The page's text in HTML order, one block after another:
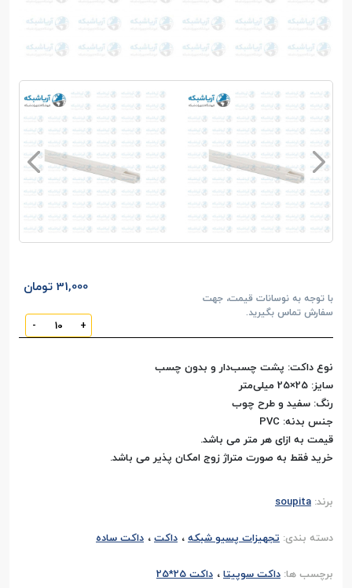
با توجه به نوسانات قیمت، جهت
سفارش تماس بگیرید.
31,000 تومان
+
-
نوع داکت: پشت چسب‌دار و بدون ‌چسب
سایز: 25×25 میلی‌متر
رنگ: سفید و طرح چوب
جنس بدنه: PVC
قیمت به ازای هر متر می باشد.
خرید فقط به صورت متراژ زوج امکان پذیر می باشد.
برند: soupita
دسته بندی: تجهیزات پسیو شبکه، داکت، داکت ساده
برچسب ها: داکت سوپیتا، داکت 25*25